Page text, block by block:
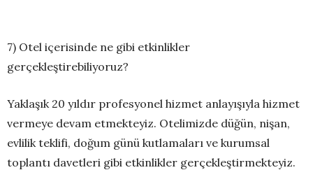
7) Otel içerisinde ne gibi etkinlikler
gerçekleştirebiliyoruz?
Yaklaşık 20 yıldır profesyonel hizmet anlayışıyla hizmet
vermeye devam etmekteyiz. Otelimizde düğün, nişan,
evlilik teklifi, doğum günü kutlamaları ve kurumsal
toplantı davetleri gibi etkinlikler gerçekleştirmekteyiz.